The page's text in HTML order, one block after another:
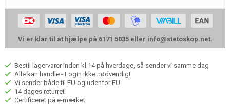
Vi er klar til at hjælpe på 6171 5035 eller info@stetoskop.net.
Bestil lagervarer inden kl 14 på hverdage, så sender vi samme dag
Alle kan handle - Login ikke nødvendigt
Vi sender både til EU og udenfor EU
14 dages returret
Certificeret på e-mærket